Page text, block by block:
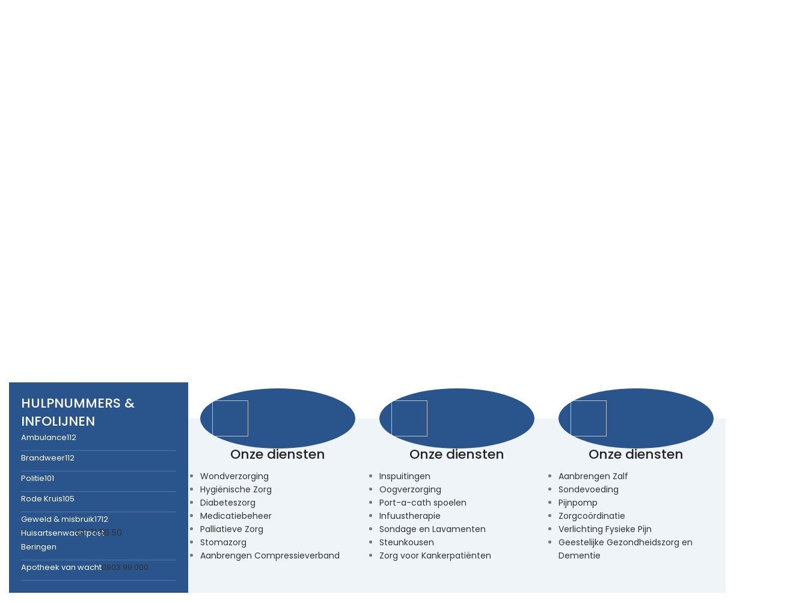
HULPNUMMERS &
INFOLIJNEN
Ambulance112
Brandweer112
Politie101
Rode Kruis105
Geweld & misbruik1712
Huisartsenwachtpost
Beringen
011 71 56 50
Apotheek van wacht0903 99 000
Onze diensten
Wondverzorging
Hygiënische Zorg
Diabeteszorg
Medicatiebeheer
Palliatieve Zorg
Stomazorg
Aanbrengen Compressieverband
Onze diensten
Inspuitingen
Oogverzorging
Port-a-cath spoelen
Infuustherapie
Sondage en Lavamenten
Steunkousen
Zorg voor Kankerpatiënten
Onze diensten
Aanbrengen Zalf
Sondevoeding
Pijnpomp
Zorgcoördinatie
Verlichting Fysieke Pijn
Geestelijke Gezondheidszorg en
Dementie